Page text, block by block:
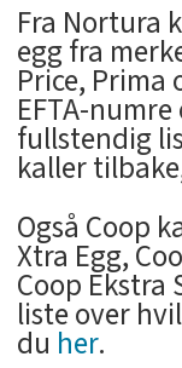
Fra Nortura
egg fra
Price, Prima
EFTA-
fullstendig
kaller
Også Coop
Xtra Egg,
Coop Ekstra
liste over
du her.